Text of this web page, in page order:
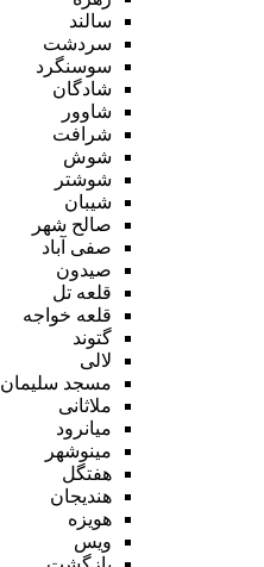
سالند
سردشت
سوسنگرد
شادگان
شاوور
شرافت
شوش
شوشتر
شیبان
صالح شهر
صفی آباد
صیدون
قلعه تل
قلعه خواجه
گتوند
لالی
مسجد سلیمان
ملاثانی
میانرود
مینوشهر
هفتگل
هندیجان
هویزه
ویس